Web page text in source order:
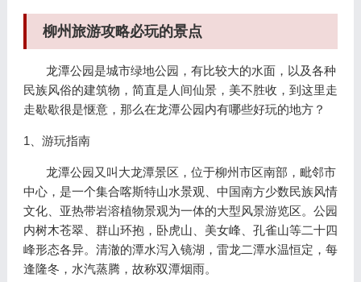
柳州旅游攻略必玩的景点
龙潭公园是城市绿地公园，有比较大的水面，以及各种
民族风俗的建筑物，简直是人间仙景，美不胜收，到这里走
走歇歇很是惬意，那么在龙潭公园内有哪些好玩的地方？
1、游玩指南
龙潭公园又叫大龙潭景区，位于柳州市区南部，毗邻市
中心，是一个集合喀斯特山水景观、中国南方少数民族风情
文化、亚热带岩溶植物景观为一体的大型风景游览区。公园
内树木苍翠、群山环抱，卧虎山、美女峰、孔雀山等二十四
峰形态各异。清澈的潭水泻入镜湖，雷龙二潭水温恒定，每
逢隆冬，水汽蒸腾，故称双潭烟雨。